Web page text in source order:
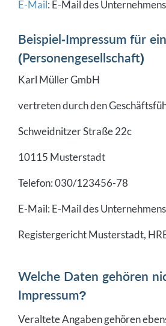
E-Mail: E-Mail des Unternehmens
Beispiel-Impressum für
(Personengesellschaft)
Karl Müller GmbH
vertreten durch den
Schweidnitzer Straße 22c
10115 Musterstadt
Telefon: 030/123456-78
E-Mail: E-Mail des Unternehmens
Registergericht Musterstadt,
Welche Daten gehören
Impressum?
Veraltete Angaben gehören